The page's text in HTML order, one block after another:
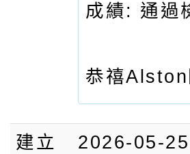
成績: 通過
恭禧Alston
建立
2026-05-